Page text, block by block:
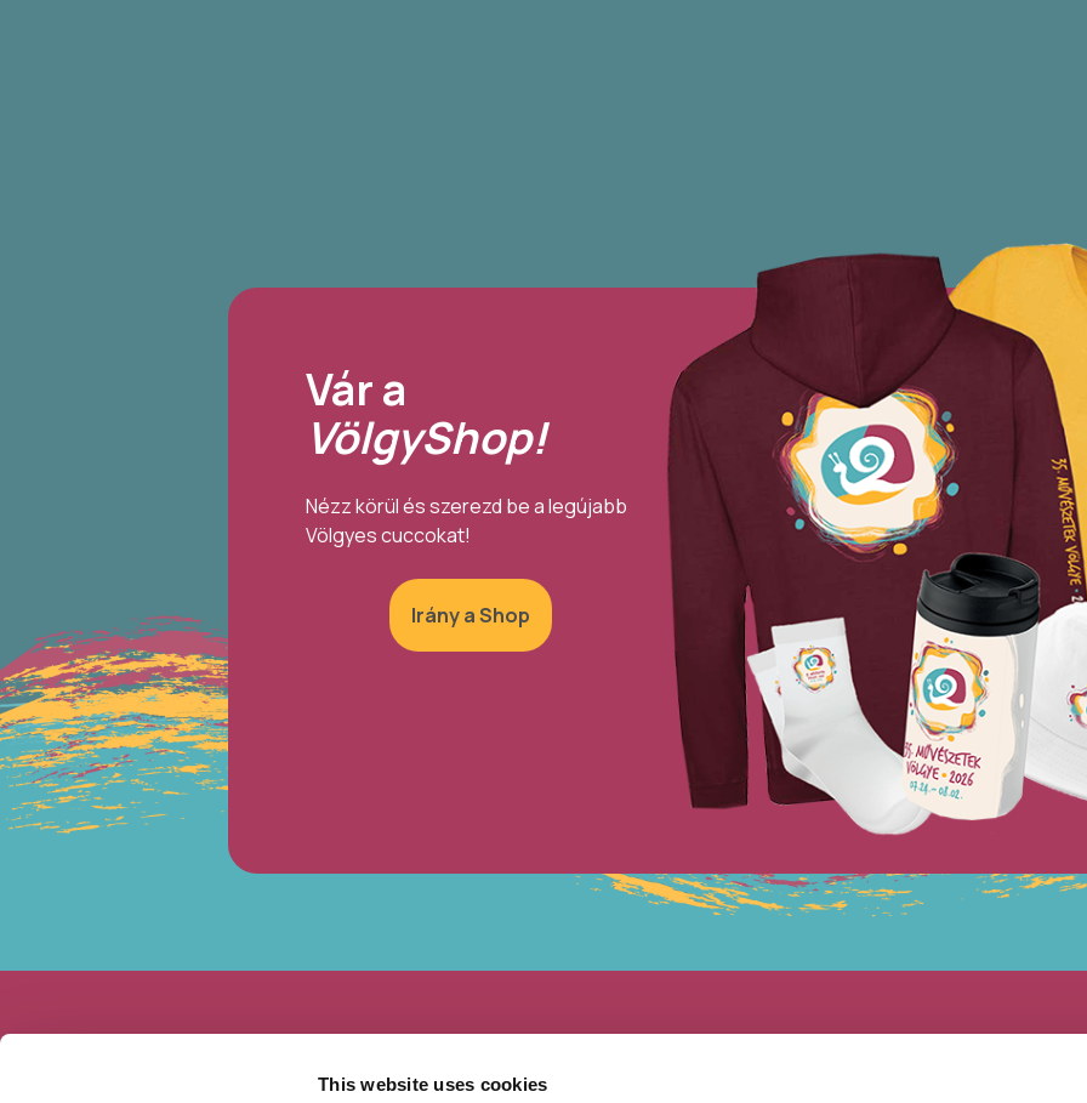
This website uses cookies
Vár a
VölgyShop!
Nézz körül és szerezd be a legújabb
Völgyes cuccokat!
Irány a Shop